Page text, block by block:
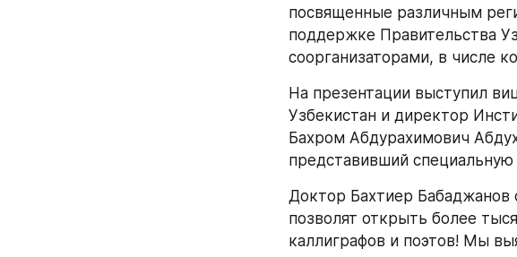
посвященные различным
поддержке Правительства
соорганизаторами, в числе
На презентации выступил
Узбекистан и директор
Бахром Абдурахимович
представивший
Доктор Бахтиер
позволят открыть более
каллиграфов и поэтов! Мы